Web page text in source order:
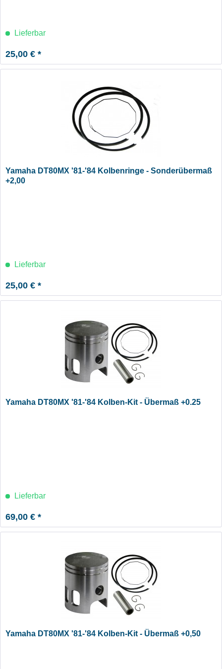
Lieferbar
25,00 € *
Yamaha DT80MX '81-'84 Kolbenringe - Sonderübermaß
+2,00
Lieferbar
25,00 € *
Yamaha DT80MX '81-'84 Kolben-Kit - Übermaß +0.25
Lieferbar
69,00 € *
Yamaha DT80MX '81-'84 Kolben-Kit - Übermaß +0,50